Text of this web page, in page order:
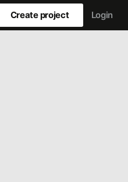
Create project Login